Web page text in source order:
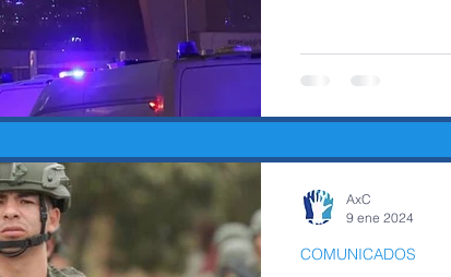
COMUNICADOS
AxC
9 ene 2024